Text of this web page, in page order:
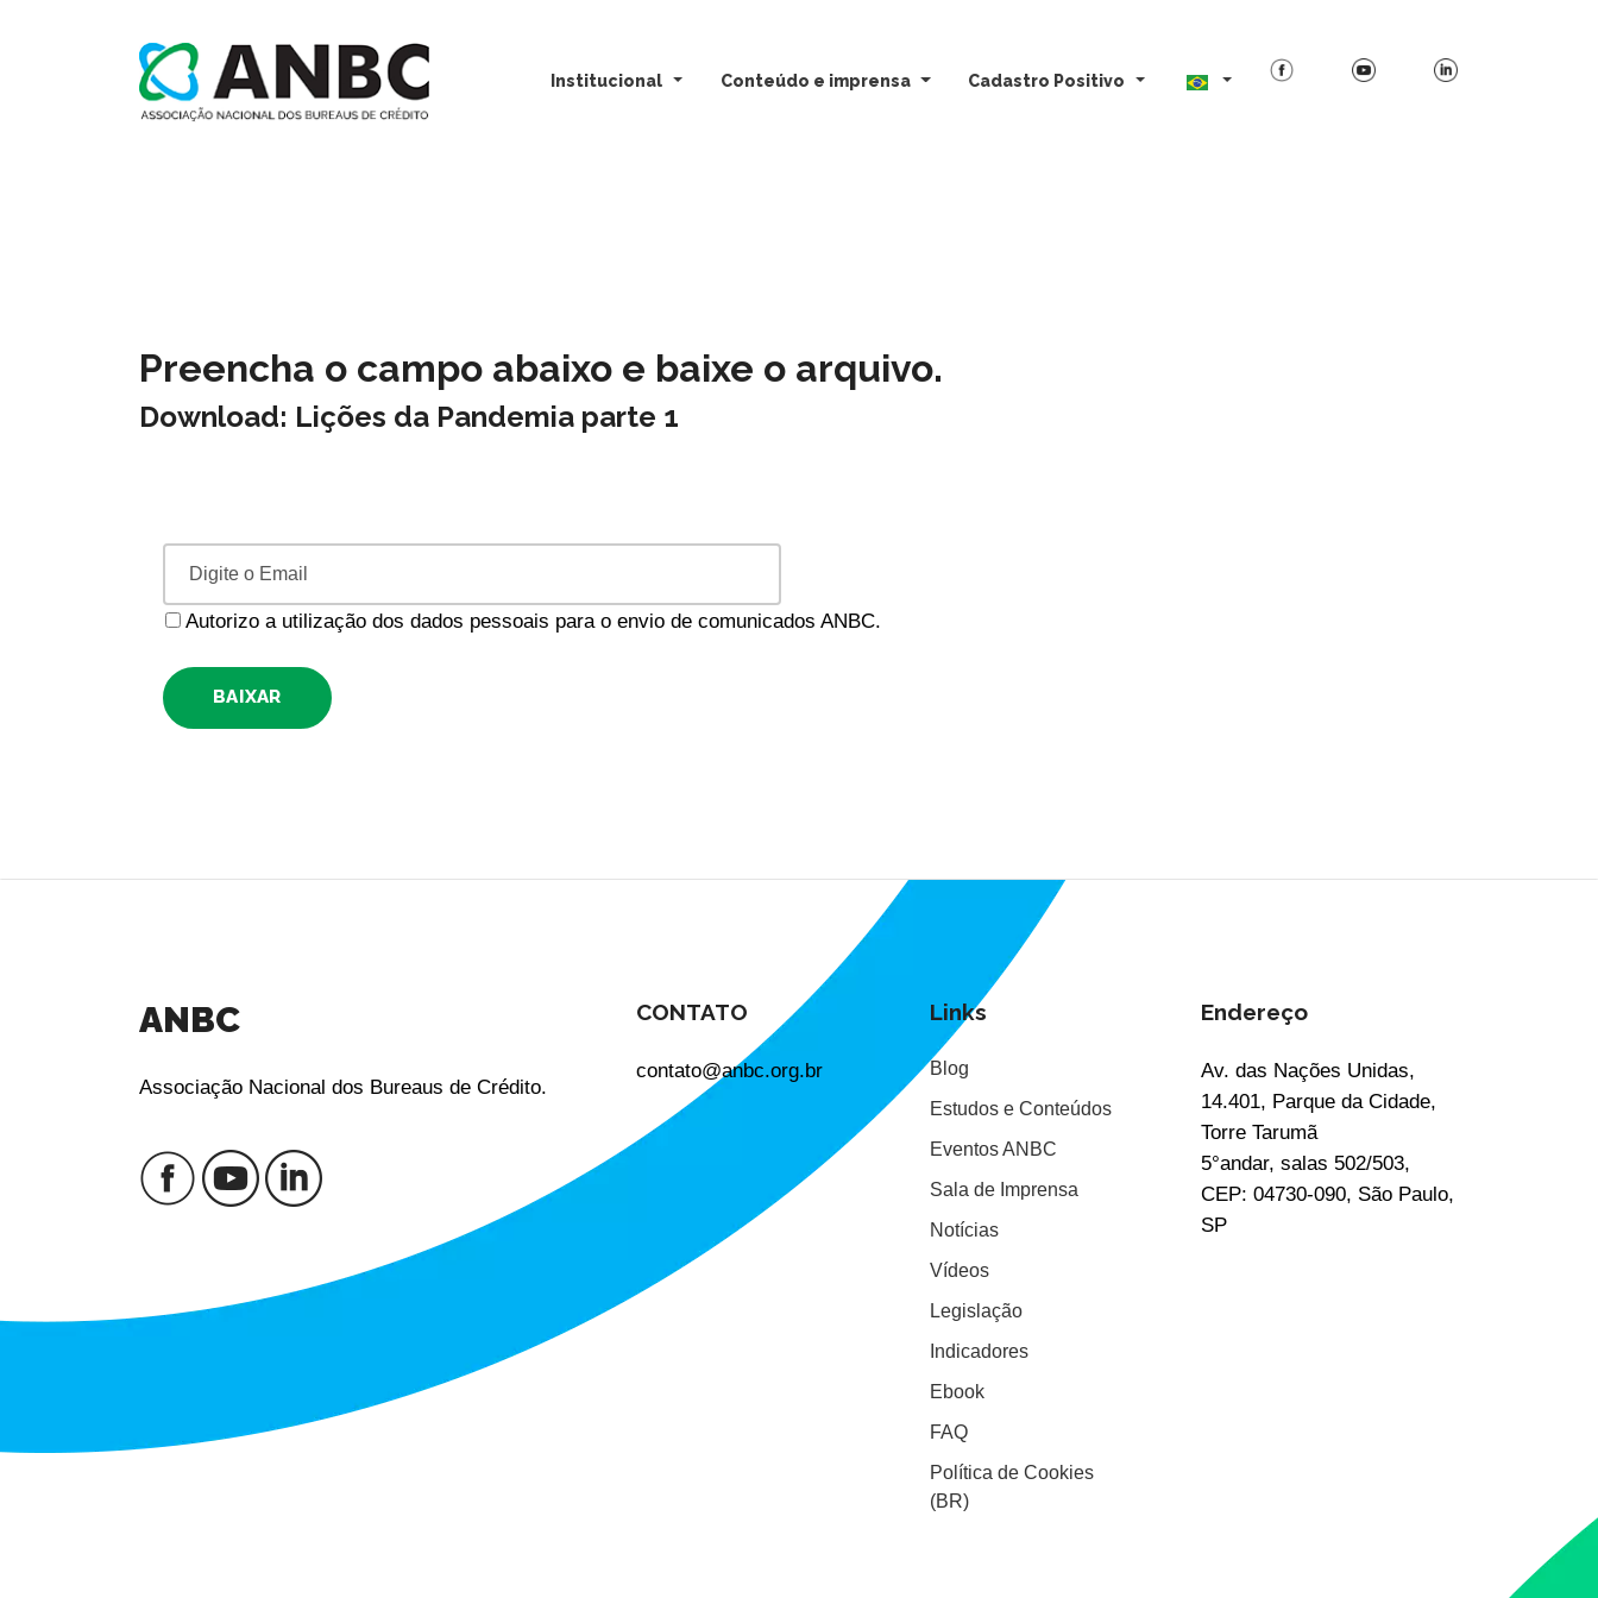
Institucional Conteúdo e imprensa Cadastro Positivo
Preencha o campo abaixo e baixe o arquivo.
Download: Lições da Pandemia parte 1
Autorizo a utilização dos dados pessoais para o envio de comunicados ANBC.
BAIXAR
ANBC
Associação Nacional dos Bureaus de Crédito.
CONTATO
contato@anbc.org.br
Links
Blog
Estudos e Conteúdos
Eventos ANBC
Sala de Imprensa
Notícias
Vídeos
Legislação
Indicadores
Ebook
FAQ
Política de Cookies
(BR)
Endereço
Av. das Nações Unidas,
14.401, Parque da Cidade,
Torre Tarumã
5°andar, salas 502/503,
CEP: 04730-090, São Paulo,
SP